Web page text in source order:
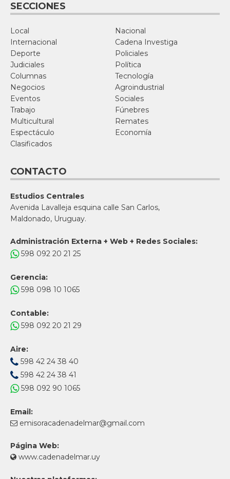
SECCIONES
Local
Nacional
Internacional
Cadena Investiga
Deporte
Policiales
Judiciales
Política
Columnas
Tecnología
Negocios
Agroindustrial
Eventos
Sociales
Trabajo
Fúnebres
Multicultural
Remates
Espectáculo
Economía
Clasificados
CONTACTO
Estudios Centrales
Avenida Lavalleja esquina calle San Carlos,
Maldonado, Uruguay.
Administración Externa + Web + Redes Sociales:
598 092 20 21 25
Gerencia:
598 098 10 1065
Contable:
598 092 20 21 29
Aire:
598 42 24 38 40
598 42 24 38 41
598 092 90 1065
Email:
emisoracadenadelmar@gmail.com
Página Web:
www.cadenadelmar.uy